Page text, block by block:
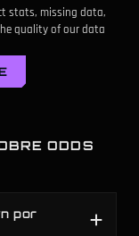
stats, missing data,
quality of our data
ODDS
por